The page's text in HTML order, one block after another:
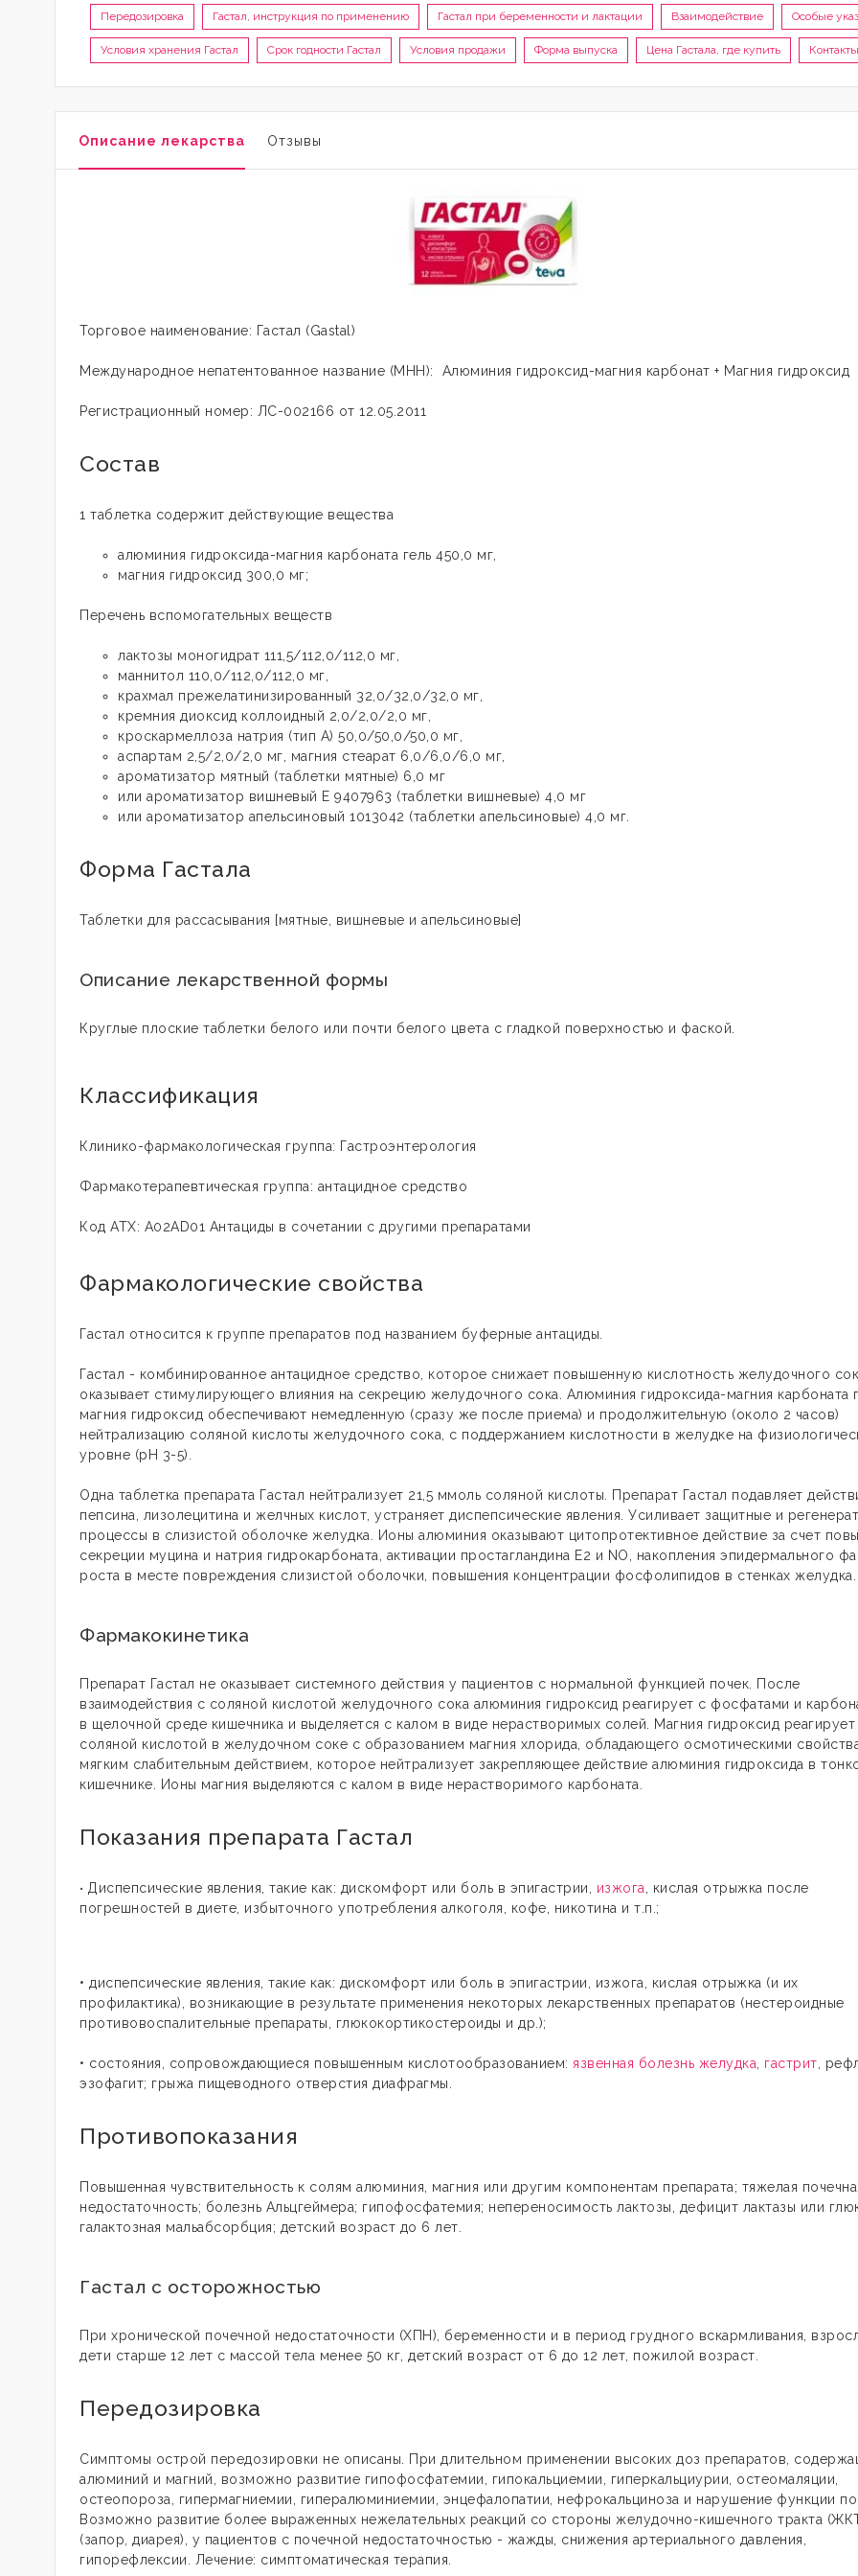
Передозировка Гастал, инструкция по применению Гастал при беременности и лактации Взаимодействие Особые
Условия хранения Гастал Срок годности Гастал Условия продажи Форма выпуска Цена Гастала, где купить
Описание лекарства Отзывы
Торговое наименование: Гастал (Gastal)
Международное непатентованное название (МНН): Алюминия гидроксид-магния карбонат + Магния гидроксид
Регистрационный номер: ЛС-002166 от 12.05.2011
Состав
1 таблетка содержит действующие вещества
алюминия гидроксида-магния карбоната гель 450,0 мг,
магния гидроксид 300,0 мг;
Перечень вспомогательных веществ
лактозы моногидрат 111,5/112,0/112,0 мг,
маннитол 110,0/112,0/112,0 мг,
крахмал прежелатинизированный 32,0/32,0/32,0 мг,
кремния диоксид коллоидный 2,0/2,0/2,0 мг,
кроскармеллоза натрия (тип А) 50,0/50,0/50,0 мг,
аспартам 2,5/2,0/2,0 мг, магния стеарат 6,0/6,0/6,0 мг,
ароматизатор мятный (таблетки мятные) 6,0 мг
или ароматизатор вишневый Е 9407963 (таблетки вишневые) 4,0 мг
или ароматизатор апельсиновый 1013042 (таблетки апельсиновые) 4,0 мг.
Форма Гастала
Таблетки для рассасывания [мятные, вишневые и апельсиновые]
Описание лекарственной формы
Круглые плоские таблетки белого или почти белого цвета с гладкой поверхностью и фаской.
Классификация
Клинико-фармакологическая группа: Гастроэнтерология
Фармакотерапевтическая группа: антацидное средство
Код АТХ: А02АD01 Антациды в сочетании с другими препаратами
Фармакологические свойства
Гастал относится к группе препаратов под названием буферные антациды.
Гастал - комбинированное антацидное средство, которое снижает повышенную кислотность желудочного
оказывает стимулирующего влияния на секрецию желудочного сока. Алюминия гидроксида-магния карбоната
магния гидроксид обеспечивают немедленную (сразу же после приема) и продолжительную (около 2 часов)
нейтрализацию соляной кислоты желудочного сока, с поддержанием кислотности в желудке на
уровне (pН 3-5).
Одна таблетка препарата Гастал нейтрализует 21,5 ммоль соляной кислоты. Препарат Гастал подавляет
пепсина, лизолецитина и желчных кислот, устраняет диспепсические явления. Усиливает защитные и
процессы в слизистой оболочке желудка. Ионы алюминия оказывают цитопротективное действие за счет
секреции муцина и натрия гидрокарбоната, активации простагландина Е2 и NO, накопления эпидермального
роста в месте повреждения слизистой оболочки, повышения концентрации фосфолипидов в стенках желудка.
Фармакокинетика
Препарат Гастал не оказывает системного действия у пациентов с нормальной функцией почек. После
взаимодействия с соляной кислотой желудочного сока алюминия гидроксид реагирует с фосфатами и
в щелочной среде кишечника и выделяется с калом в виде нерастворимых солей. Магния гидроксид реагирует
соляной кислотой в желудочном соке с образованием магния хлорида, обладающего осмотическими
мягким слабительным действием, которое нейтрализует закрепляющее действие алюминия гидроксида в
кишечнике. Ионы магния выделяются с калом в виде нерастворимого карбоната.
Показания препарата Гастал
• Диспепсические явления, такие как: дискомфорт или боль в эпигастрии, изжога , кислая отрыжка после
погрешностей в диете, избыточного употребления алкоголя, кофе, никотина и т.п.;
• диспепсические явления, такие как: дискомфорт или боль в эпигастрии, изжога, кислая отрыжка (и их
профилактика), возникающие в результате применения некоторых лекарственных препаратов (нестероидные
противовоспалительные препараты, глюкокортикостероиды и др.);
• состояния, сопровождающиеся повышенным кислотообразованием: язвенная болезнь желудка гастрит ,
эзофагит; грыжа пищеводного отверстия диафрагмы.
Противопоказания
Повышенная чувствительность к солям алюминия, магния или другим компонентам препарата; тяжелая
недостаточность; болезнь Альцгеймера; гипофосфатемия; непереносимость лактозы, дефицит лактазы или
галактозная мальабсорбция; детский возраст до 6 лет.
Гастал с осторожностью
При хронической почечной недостаточности (ХПН), беременности и в период грудного вскармливания,
дети старше 12 лет с массой тела менее 50 кг, детский возраст от 6 до 12 лет, пожилой возраст.
Передозировка
Симптомы острой передозировки не описаны. При длительном применении высоких доз препаратов,
алюминий и магний, возможно развитие гипофосфатемии, гипокальциемии, гиперкальциурии, остеомаляции,
остеопороза, гипермагниемии, гипералюминиемии, энцефалопатии, нефрокальциноза и нарушение функции
Возможно развитие более выраженных нежелательных реакций со стороны желудочно-кишечного тракта
(запор, диарея), у пациентов с почечной недостаточностью - жажды, снижения артериального давления,
гипорефлексии. Лечение: симптоматическая терапия.